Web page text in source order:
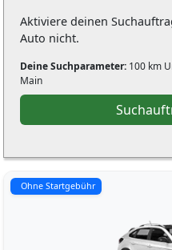
Aktiviere deinen
Auto nicht.
Deine Suchparameter: 100 km
Main
Ohne Startgebühr